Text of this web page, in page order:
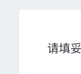
请填